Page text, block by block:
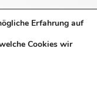
Zarten
Erfahrung auf
Cookies wir